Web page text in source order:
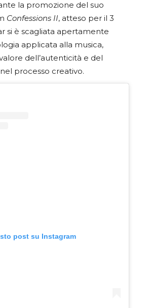
la promozione del suo
Confessions II, atteso per il 3
si è scagliata apertamente
applicata alla musica,
dell’autenticità e del
processo creativo.
post su Instagram